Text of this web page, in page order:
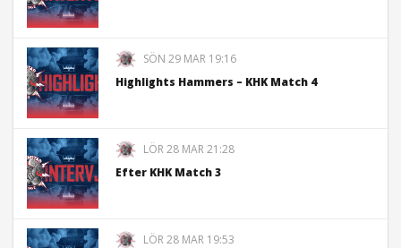
SÖN 29 MAR 19:16
Highlights Hammers – KHK Match 4
LÖR 28 MAR 21:28
Efter KHK Match 3
LÖR 28 MAR 19:53